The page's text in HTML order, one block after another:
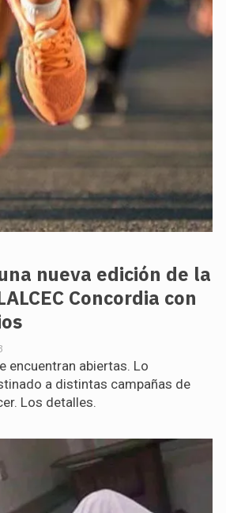
nueva edición de la
Concordia con
encuentran abiertas. Lo
a distintas campañas de
Los detalles.